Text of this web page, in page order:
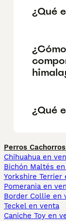
¿Qué
¿Qué
Perros
Chihuahua en
Bichón Maltés
Yorkshire Terrier
Pomerania en
Border Collie en
Teckel en venta
Caniche Toy en